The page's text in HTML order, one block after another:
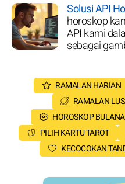
Solusi API
horoskop
API kami
sebagai
RAMALAN HARIAN
RAMALAN
HOROSKOP
PILIH KARTU TAROT
KECOCOKAN